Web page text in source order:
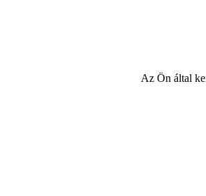
Az Ön által